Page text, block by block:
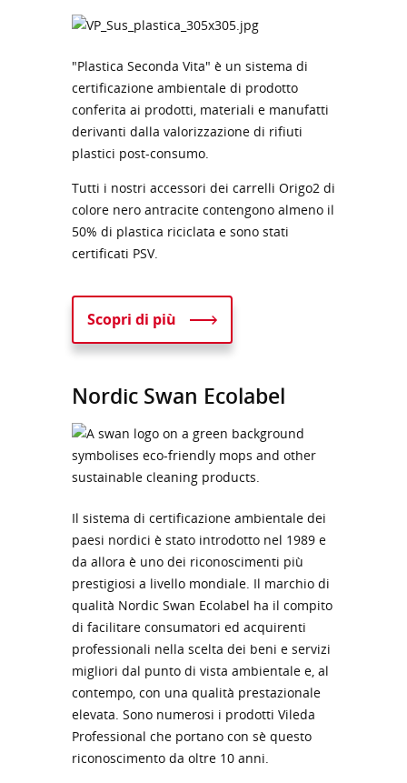
"Plastica Seconda Vita" è un sistema di
certificazione ambientale di prodotto
conferita ai prodotti, materiali e manufatti
derivanti dalla valorizzazione di rifiuti
plastici post-consumo.
Tutti i nostri accessori dei carrelli Origo2 di
colore nero antracite contengono almeno il
50% di plastica riciclata e sono stati
certificati PSV.
Scopri di più
Nordic Swan Ecolabel
Il sistema di certificazione ambientale dei
paesi nordici è stato introdotto nel 1989 e
da allora è uno dei riconoscimenti più
prestigiosi a livello mondiale. Il marchio di
qualità Nordic Swan Ecolabel ha il compito
di facilitare consumatori ed acquirenti
professionali nella scelta dei beni e servizi
migliori dal punto di vista ambientale e, al
contempo, con una qualità prestazionale
elevata. Sono numerosi i prodotti Vileda
Professional che portano con sè questo
riconoscimento da oltre 10 anni.